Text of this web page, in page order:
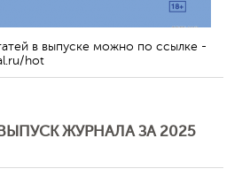
в выпуске можно по ссылке -
hot
ЖУРНАЛА ЗА 2025